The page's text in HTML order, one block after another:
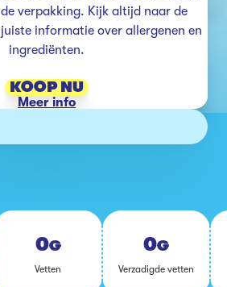
verpakking. Kijk altijd naar de
informatie over allergenen en
ingrediënten.
KOOP NU
Meer info
0G
Vet­ten
0G
Ver­za­dig­de vet­ten